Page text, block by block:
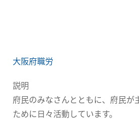
大阪府職労
説明
府民のみなさんとともに、府民
ために日々活動しています。